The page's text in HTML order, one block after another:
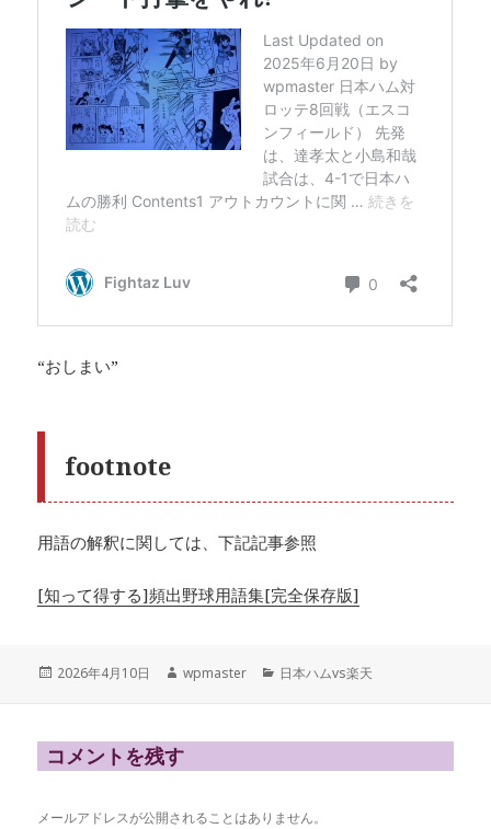
“おしまい”
footnote
用語の解釈に関しては、下記記事参照
[知って得する]頻出野球用語集[完全保存版]
投
2026年4月10日
作
wpmaster
カ
日本ハムvs楽天
コメントを残す
メールアドレスが公開されることはありません。